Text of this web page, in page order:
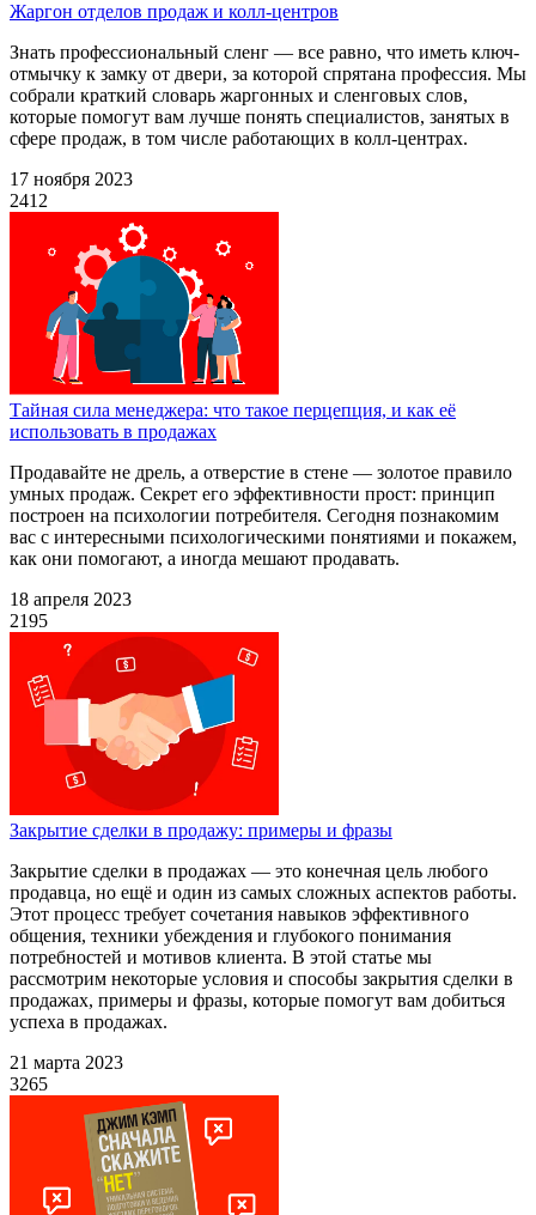
Жаргон отделов продаж и колл-центров
Знать профессиональный сленг — все равно, что иметь ключ-
отмычку к замку от двери, за которой спрятана профессия. Мы
собрали краткий словарь жаргонных и сленговых слов,
которые помогут вам лучше понять специалистов, занятых в
сфере продаж, в том числе работающих в колл-центрах.
17 ноября 2023
2412
Тайная сила менеджера: что такое перцепция, и как её
использовать в продажах
Продавайте не дрель, а отверстие в стене — золотое правило
умных продаж. Секрет его эффективности прост: принцип
построен на психологии потребителя. Сегодня познакомим
вас с интересными психологическими понятиями и покажем,
как они помогают, а иногда мешают продавать.
18 апреля 2023
2195
Закрытие сделки в продажу: примеры и фразы
Закрытие сделки в продажах — это конечная цель любого
продавца, но ещё и один из самых сложных аспектов работы.
Этот процесс требует сочетания навыков эффективного
общения, техники убеждения и глубокого понимания
потребностей и мотивов клиента. В этой статье мы
рассмотрим некоторые условия и способы закрытия сделки в
продажах, примеры и фразы, которые помогут вам добиться
успеха в продажах.
21 марта 2023
3265